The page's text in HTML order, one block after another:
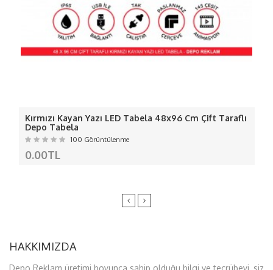
Ölçü: 30x45 cm ( İstenilen ebatta
yapılabilir.)
BU ÜRÜNDE NEDEN
- Ürünümüzde 1 değil 2 değil ledlerin
akımı ölçülerek gerektiği kadar adaptör
yanar.-
-Ledlerimiz kaliteli
veren sağlam ledlerdir.-
Kırmızı Kayan Yazı LED Tabela 48x96 Cm Çift Taraflı
Depo Tabela
100 Görüntülenme
0.00TL
HAKKIMIZDA
Depo Reklam üretimi boyunca sahip olduğu bilgi ve tecrübeyi, siz